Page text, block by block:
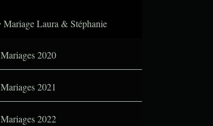
Mariage Laura & Stéphanie
Mariages 2020
Mariages 2021
Mariages 2022